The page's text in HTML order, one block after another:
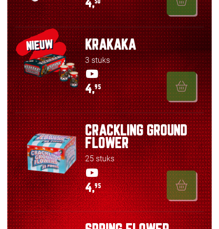
4,50
NIEUW KRAKAKA
3 stuks
4,95
CRACKLING GROUND
FLOWER
25 stuks
4,95